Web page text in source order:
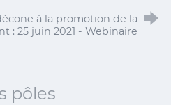
à la promotion de la
: 25 juin 2021 - Webinaire
pôles